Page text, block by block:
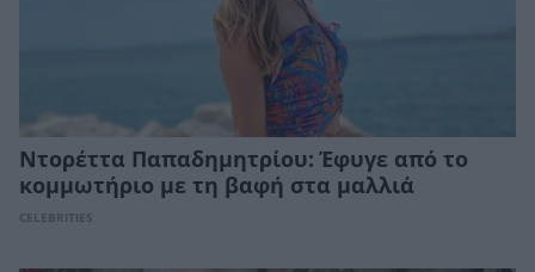
Ντορέττα Παπαδημητρίου: Έφυγε από το
κομμωτήριο με τη βαφή στα μαλλιά
CELEBRITIES